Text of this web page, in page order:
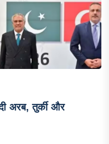
अरब, तुर्की और